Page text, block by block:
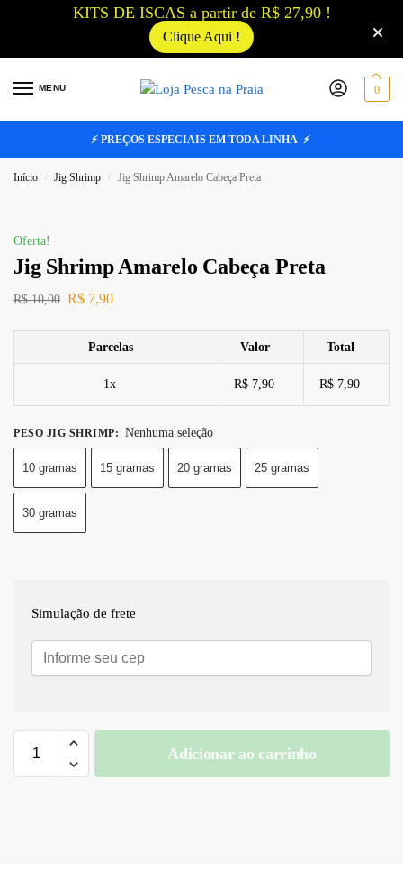
KITS DE ISCAS a partir de R$ 27,90 !
Clique Aqui !
MENU 0
⚡ PREÇOS ESPECIAIS EM TODA LINHA ⚡
Início / Jig Shrimp / Jig Shrimp Amarelo Cabeça Preta
Oferta!
Jig Shrimp Amarelo Cabeça Preta
R$10,00 R$ 7,90
Parcelas Valor Total
1x R$ 7,90 R$ 7,90
PESO JIG SHRIMP: Nenhuma seleção
10 gramas 15 gramas 20 gramas 25 gramas
30 gramas
Simulação de frete
Adicionar ao carrinho